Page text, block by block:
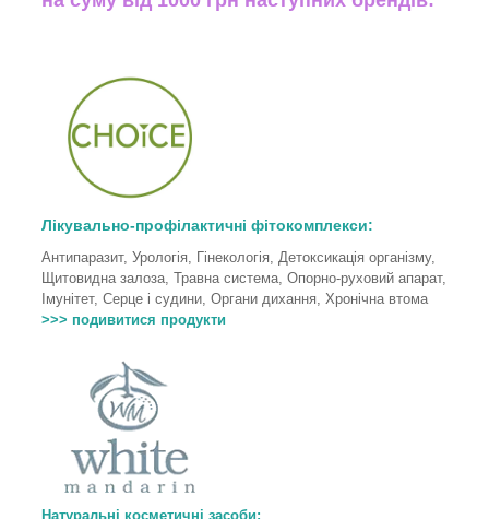
Лікувально-профілактичні фітокомплекси:
Антипаразит, Урологія, Гінекологія, Детоксикація організму,
Щитовидна залоза, Травна система, Опорно-руховий апарат,
Імунітет, Серце і судини, Органи дихання, Хронічна втома
>>> подивитися продукти
Натуральні косметичні засоби: